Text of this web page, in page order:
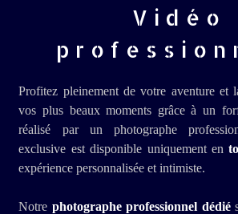
Vidéo
Profitez pleinement de votre aventure et
vos plus beaux moments grâce à un
réalisé par un photographe
exclusive est disponible uniquement en
expérience personnalisée et intimiste.
Notre photographe professionnel dédié